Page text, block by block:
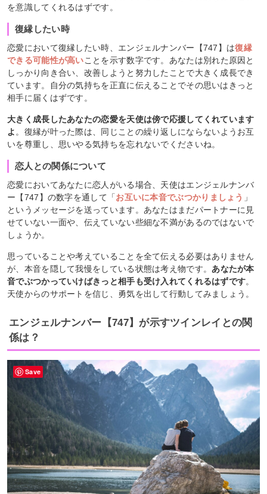
を意識してくれるはずです。
復縁したい時
恋愛において復縁したい時、エンジェルナンバー【747】は復縁
できる可能性が高いことを示す数字です。あなたは別れた原因と
しっかり向き合い、改善しようと努力したことで大きく成長でき
ています。自分の気持ちを正直に伝えることでその思いはきっと
相手に届くはずです。
大きく成長したあなたの恋愛を天使は傍で応援してくれています
よ 。復縁が叶った際は、同じことの繰り返しにならないようお互
いを尊重し、思いやる気持ちを忘れないでくださいね。
恋人との関係について
恋愛においてあなたに恋人がいる場合、天使はエンジェルナンバ
ー【747】の数字を通して「お互いに本音でぶつかりましょう 」
というメッセージを送っています。あなたはまだパートナーに見
せていない一面や、伝えていない些細な不満があるのではないで
しょうか。
思っていることや考えていることを全て伝える必要はありません
が、本音を隠して我慢をしている状態は考え物です。 あなたが本
音でぶつかっていけばきっと相手も受け入れてくれるはずです。
天使からのサポートを信じ、勇気を出して行動してみましょう。
エンジェルナンバー【747】が示すツインレイとの関
係は？
Save